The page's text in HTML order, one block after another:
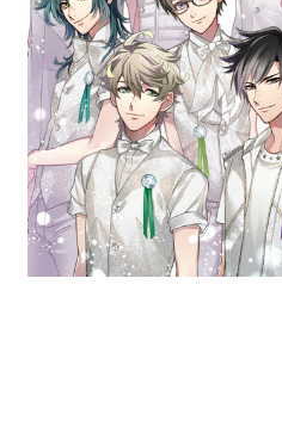
アニメ映画一覧
今期アニメ曜日別一覧
春アニメ
秋アニメ
男性声優/女性声優一覧